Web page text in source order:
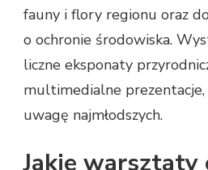
fauny i flory regionu oraz
o ochronie środowiska.
liczne eksponaty
multimedialne
uwagę najmłodszych.
Jakie warsztaty